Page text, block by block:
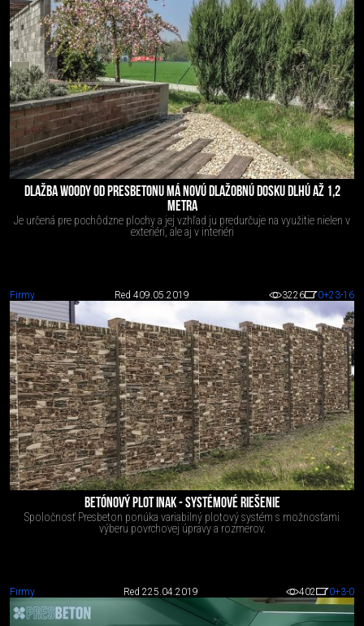
DLAŽBA WOODY OD PRESBETONU MÁ NOVÚ DLAŽOBNÚ DOSKU DLHÚ AŽ 1,2
METRA
Je určená pre pochôdzne plochy a jej vzhľad ju predurčuje na využitie nielen v
exteriéri, ale aj v interiéri
Firmy Red 409.05.2019 3226 0+23-16
BETÓNOVÝ PLOT INAK - SYSTÉMOVÉ RIEŠENIE
Spoločnosť Presbeton ponúka variabilný plotový systém s možnosťami
výberu povrchovej úpravy a rozmerov.
Firmy Red 225.04.2019 402 0+3-0